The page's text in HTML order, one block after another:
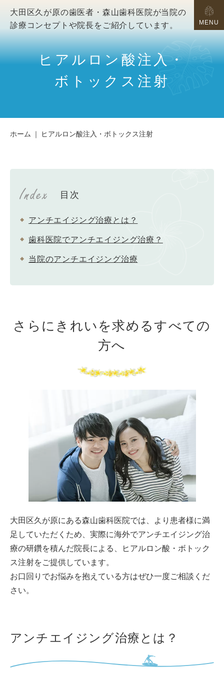
大田区久が原の歯医者・森山歯科医院が当院の
診療コンセプトや院長をご紹介しています。
MENU
ヒアルロン酸注入・
ボトックス注射
ホーム ヒアルロン酸注入・ボトックス注射
目次
アンチエイジング治療とは？
歯科医院でアンチエイジング治療？
当院のアンチエイジング治療
さらにきれいを求めるすべての
方へ
大田区久が原にある森山歯科医院では、より患者様に満
足していただくため、実際に海外でアンチエイジング治
療の研鑽を積んだ院長による、ヒアルロン酸・ボトック
ス注射をご提供しています。
お口回りでお悩みを抱えている方はぜひ一度ご相談くだ
さい。
アンチエイジング治療とは？